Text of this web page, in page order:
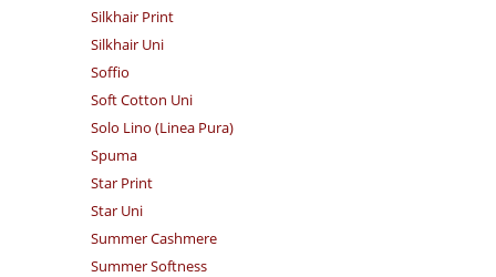
Silkhair Print
Silkhair Uni
Soffio
Soft Cotton Uni
Solo Lino (Linea Pura)
Spuma
Star Print
Star Uni
Summer Cashmere
Summer Softness